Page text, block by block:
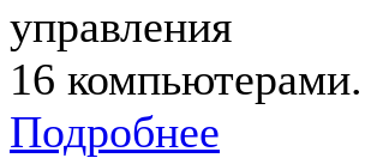
управления
16 компьютерами.
Подробнее